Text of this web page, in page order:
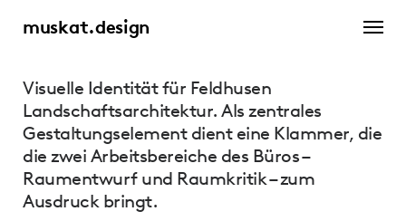
muskat.design
Visuelle Identität für Feldhusen
Landschaftsarchitektur. Als zentrales
Gestaltungselement dient eine Klammer, die
die zwei Arbeitsbereiche des Büros –
Raumentwurf und Raumkritik – zum
Ausdruck bringt.